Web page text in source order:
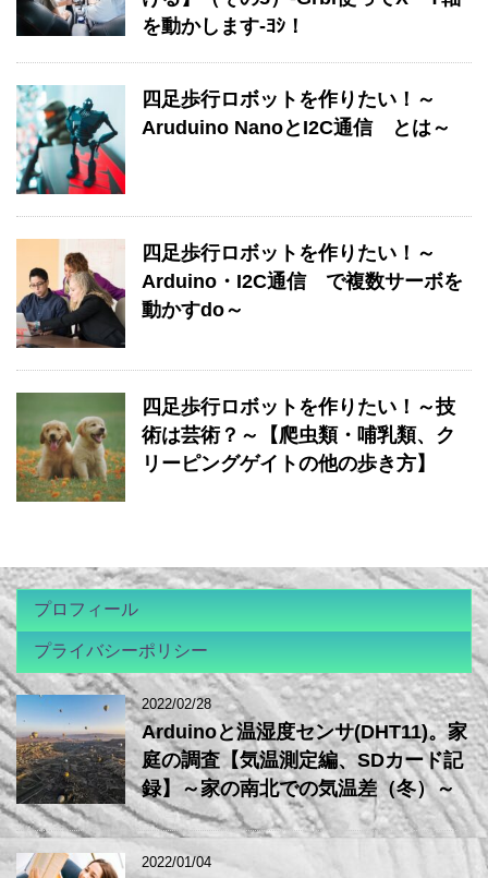
を動かします-ﾖｼ！
四足歩行ロボットを作りたい！～
Aruduino NanoとI2C通信 とは～
四足歩行ロボットを作りたい！～
Arduino・I2C通信 で複数サーボを
動かすdo～
四足歩行ロボットを作りたい！～技
術は芸術？～【爬虫類・哺乳類、ク
リーピングゲイトの他の歩き方】
プロフィール
プライバシーポリシー
2022/02/28
Arduinoと温湿度センサ(DHT11)。家
庭の調査【気温測定編、SDカード記
録】～家の南北での気温差（冬）～
2022/01/04